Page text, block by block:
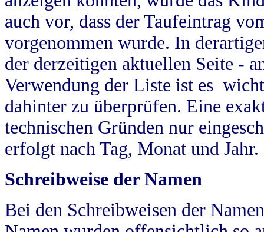
auch vor, dass der Taufeintrag
vorgenommen wurde. In
der derzeitigen aktuellen Seite -
Verwendung der Liste ist es
dahinter zu überprüfen. Eine
technischen Gründen nur
erfolgt nach Tag, Monat und Jahr.
Schreibweise der Namen
Bei den Schreibweisen der